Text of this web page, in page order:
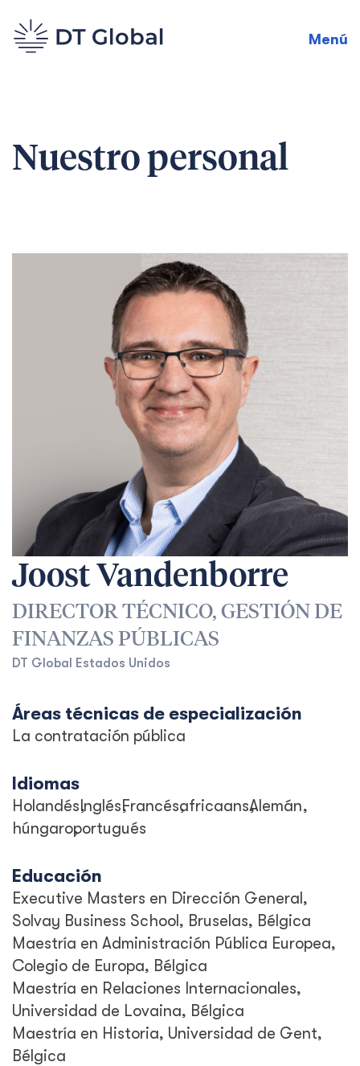
Menú
Nuestro personal
Joost Vandenborre
DIRECTOR TÉCNICO, GESTIÓN DE
FINANZAS PÚBLICAS
DT Global Estados Unidos
Áreas técnicas de especialización
La contratación pública
Idiomas
HolandésInglésFrancésafricaansAlemán
húngaroportugués
Educación
Executive Masters en Dirección General,
Solvay Business School, Bruselas, Bélgica
Maestría en Administración Pública Europea,
Colegio de Europa, Bélgica
Maestría en Relaciones Internacionales,
Universidad de Lovaina, Bélgica
Maestría en Historia, Universidad de Gent,
Bélgica